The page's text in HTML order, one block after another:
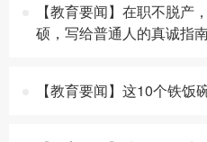
【教育要闻】在职不脱产
硕，写给普通人的真诚指
【教育要闻】这10个铁饭